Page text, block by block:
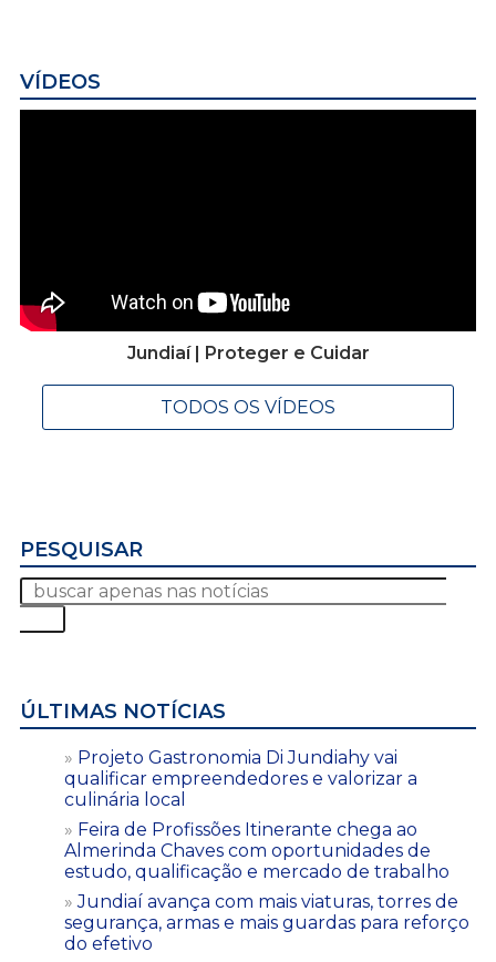
VÍDEOS
Jundiaí | Proteger e Cuidar
TODOS OS VÍDEOS
PESQUISAR
ÚLTIMAS NOTÍCIAS
Projeto Gastronomia Di Jundiahy vai
qualificar empreendedores e valorizar a
culinária local
Feira de Profissões Itinerante chega ao
Almerinda Chaves com oportunidades de
estudo, qualificação e mercado de trabalho
Jundiaí avança com mais viaturas, torres de
segurança, armas e mais guardas para reforço
do efetivo